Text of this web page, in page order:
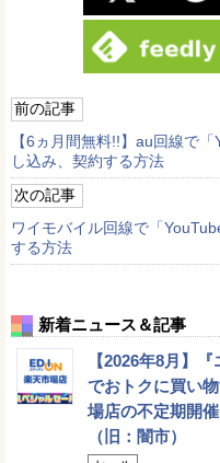
前の記事
【6ヵ月間無料!!】au回線で
し込み、契約する方法
次の記事
ワイモバイル回線で「
する方法
新着ニュース＆記事
【2026年8月】
でおトクに買い
場店の不定期開
（旧：闇市）